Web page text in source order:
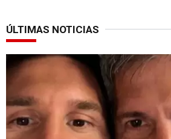
ÚLTIMAS NOTICIAS